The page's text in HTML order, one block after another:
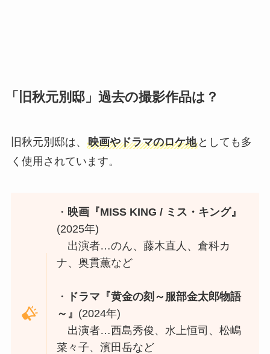
「旧秋元別邸」過去の撮影作品は？
旧秋元別邸は、 映画やドラマのロケ地としても多
く使用されています。
・ 映画『MISS KING / ミス・キング』
(2025年)
出演者…のん、藤木直人、倉科カ
ナ、奥貫薫など
・
ドラマ『黄金の刻～服部金太郎物語
～』 (2024年)
出演者…西島秀俊、水上恒司、松嶋
菜々子、濱田岳など